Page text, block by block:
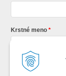
Krstné meno
Registráciou